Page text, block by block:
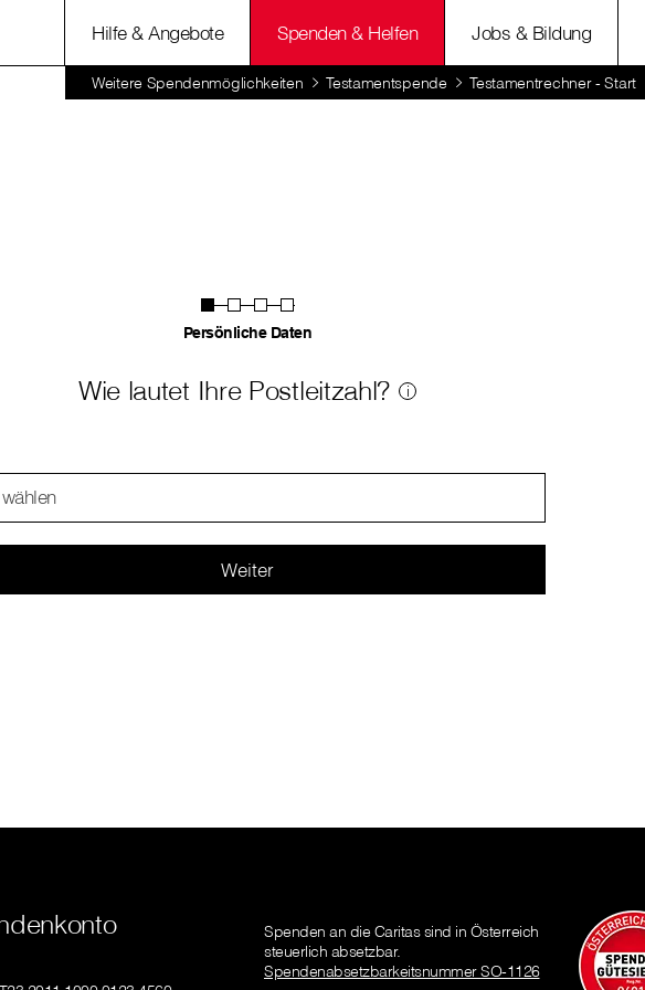
Hilfe & Angebote Spenden & Helfen Jobs & Bildung
Weitere Spendenmöglichkeiten Testamentspende Testamentrechner - Start
Persönliche Daten
Wie lautet Ihre Postleitzahl?
Weiter
Spenden an die Caritas sind in Österreich
steuerlich absetzbar.
Spendenabsetzbarkeitsnummer SO-1126